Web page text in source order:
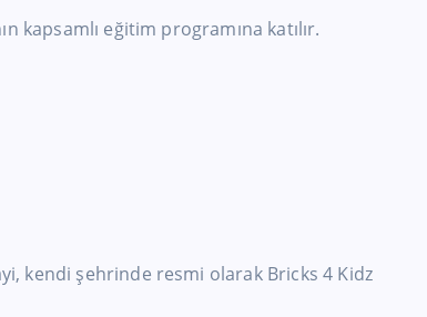
kapsamlı eğitim programına katılır.
kendi şehrinde resmi olarak Bricks 4 Kidz